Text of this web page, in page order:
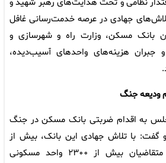
نظامی و تحت هدایت‌های رهبر شهید و
تلاش‌های جهادی در عرصه خدمت‌رسانی غافل
بانک مسکن، وزارت راه و شهرسازی و
جبران هزینه‌های واحدهای آسیب‌دیده،
ودیعه جنگ
به اقدام ضربتی بانک مسکن در جنگ
گفت: با تلاش جهادی این بانک، بیش از
۱۳۰۰ میلیارد تومان به متقاضیان بیش از ۲۳۰۰ واحد مسکونی